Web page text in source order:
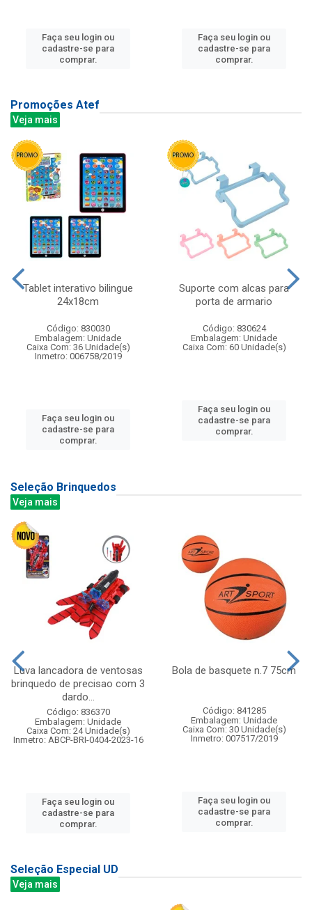
Faça seu login ou
cadastre-se para
comprar.
Faça seu login ou
cadastre-se para
comprar.
Promoções Atef
Veja mais
Tablet interativo bilingue
24x18cm
Código: 830030
Embalagem: Unidade
Caixa Com: 36 Unidade(s)
Inmetro: 006758/2019
Faça seu login ou
cadastre-se para
comprar.
Suporte com alcas para
porta de armario
Código: 830624
Embalagem: Unidade
Caixa Com: 60 Unidade(s)
Faça seu login ou
cadastre-se para
comprar.
Seleção Brinquedos
Veja mais
Luva lancadora de ventosas
brinquedo de precisao com 3
dardo...
Código: 836370
Embalagem: Unidade
Caixa Com: 24 Unidade(s)
Inmetro: ABCP-BRI-0404-2023-16
Faça seu login ou
cadastre-se para
comprar.
Bola de basquete n.7 75cm
Código: 841285
Embalagem: Unidade
Caixa Com: 30 Unidade(s)
Inmetro: 007517/2019
Faça seu login ou
cadastre-se para
comprar.
Seleção Especial UD
Veja mais